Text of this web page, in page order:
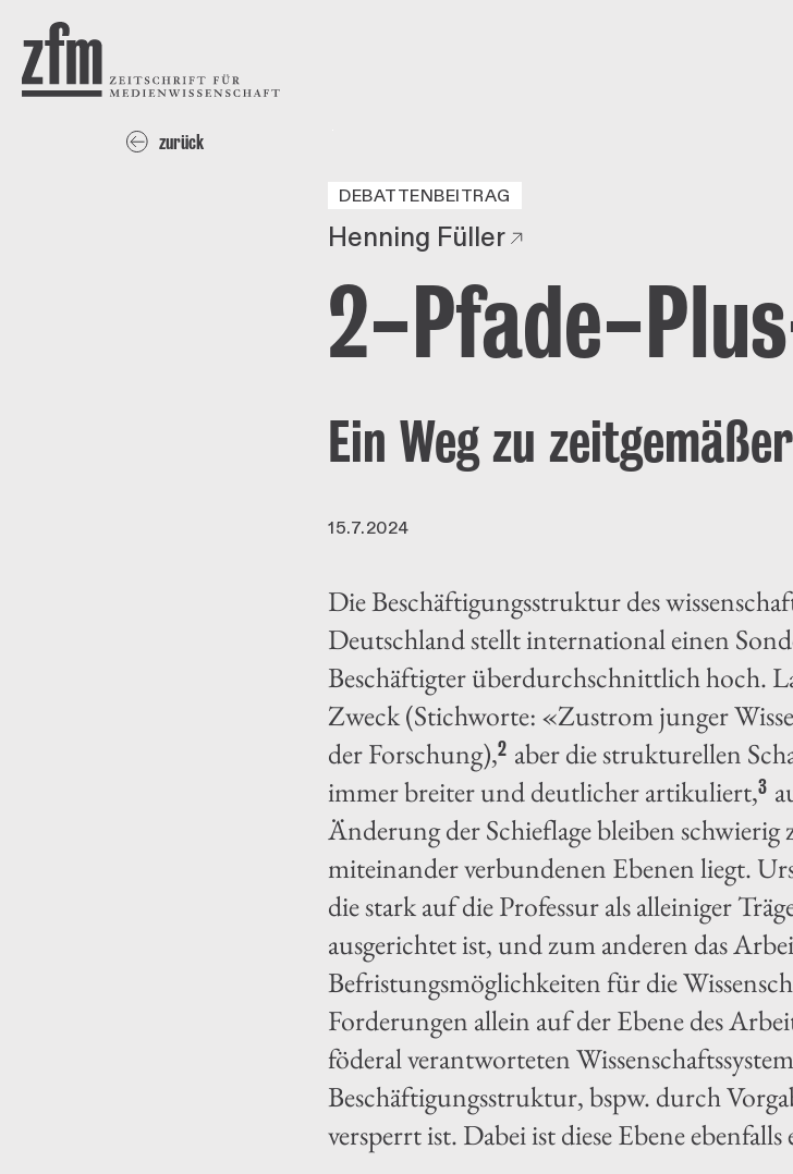
ZEITSCHRIFT FÜR
MEDIENWISSENSCHAFT
Henning Füller
zurück
DEBATTENBEITRAG
Henning Füller
2-Pfade-
Ein Weg zu
15.7.2024
Die Beschäftigungsstruktur des
Deutschland stellt international einen
Beschäftigter überdurchschnittlich hoch.
Zweck (Stichworte: «Zustrom junger
der Forschung),2 aber die strukturellen
immer breiter und deutlicher artikuliert,3
Änderung der Schieflage bleiben
miteinander verbundenen Ebenen liegt.
die stark auf die Professur als alleiniger
ausgerichtet ist, und zum anderen das
Befristungsmöglichkeiten für die
Forderungen allein auf der Ebene des
föderal verantworteten
Beschäftigungsstruktur, bspw. durch
versperrt ist. Dabei ist diese Ebene